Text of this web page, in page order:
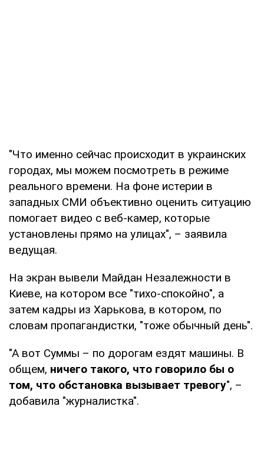
"Что именно сейчас происходит в украинских
городах, мы можем посмотреть в режиме
реального времени. На фоне истерии в
западных СМИ объективно оценить ситуацию
помогает видео с веб-камер, которые
установлены прямо на улицах", – заявила
ведущая.
На экран вывели Майдан Незалежности в
Киеве, на котором все "тихо-спокойно", а
затем кадры из Харькова, в котором, по
словам пропагандистки, "тоже обычный день".
"А вот Суммы – по дорогам ездят машины. В
общем, ничего такого, что говорило бы о
том, что обстановка вызывает тревогу", –
добавила "журналистка".